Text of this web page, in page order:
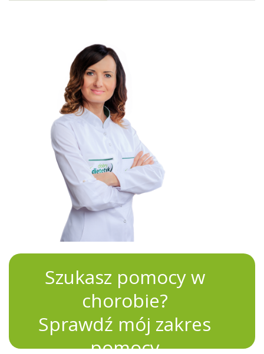
Szukasz pomocy w
chorobie?
Sprawdź mój zakres
pomocy